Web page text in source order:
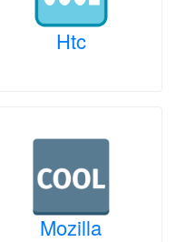
Htc
Mozilla